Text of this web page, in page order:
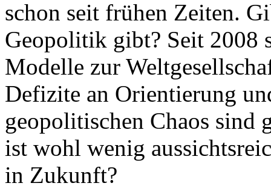
schon seit frühen Zeiten.
Geopolitik gibt? Seit 2008
Modelle zur
Defizite an Orientierung
geopolitischen Chaos sind
ist wohl wenig
in Zukunft?